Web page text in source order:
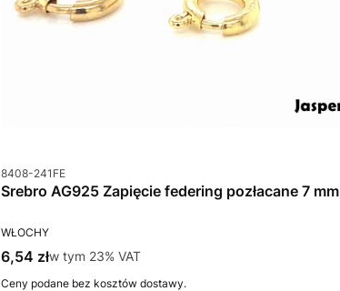
Kod produktu
8408-241FE
Srebro AG925 Zapięcie federing pozłacane 7 mm
PRODUCENT
WŁOCHY
Cena brutto
6,54 złw tym %s VAT
w tym 23%VAT
Ceny podane bez kosztów dostawy.